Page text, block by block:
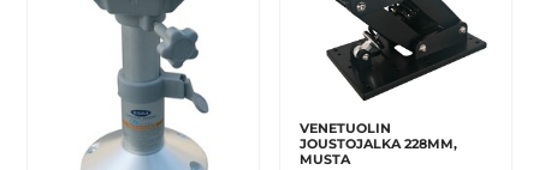
VENETUOLIN
JOUSTOJALKA 228MM,
MUSTA